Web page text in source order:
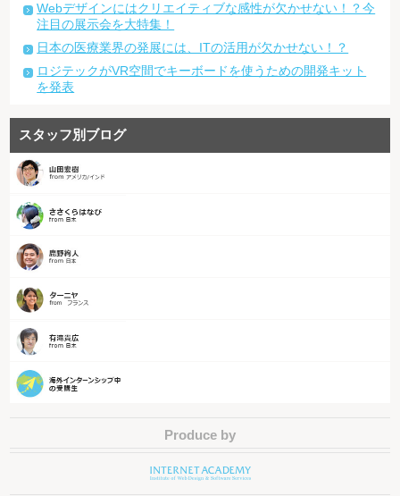
Webデザインにはクリエイティブな感性が欠かせない！？今
注目の展示会を大特集！
日本の医療業界の発展には、ITの活用が欠かせない！？
ロジテックがVR空間でキーボードを使うための開発キット
を発表
スタッフ別ブログ
Produce by